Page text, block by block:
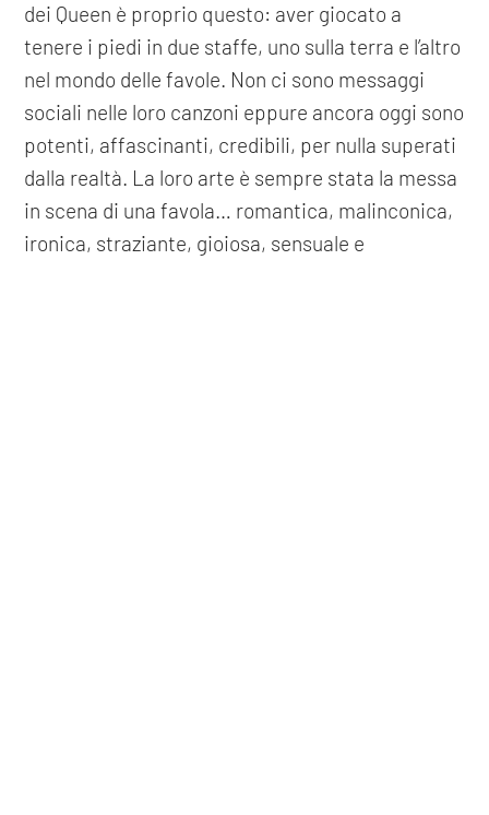
dei Queen è proprio questo: aver giocato a
tenere i piedi in due staffe, uno sulla terra e l’altro
nel mondo delle favole. Non ci sono messaggi
sociali nelle loro canzoni eppure ancora oggi sono
potenti, affascinanti, credibili, per nulla superati
dalla realtà. La loro arte è sempre stata la messa
in scena di una favola… romantica, malinconica,
ironica, straziante, gioiosa, sensuale e